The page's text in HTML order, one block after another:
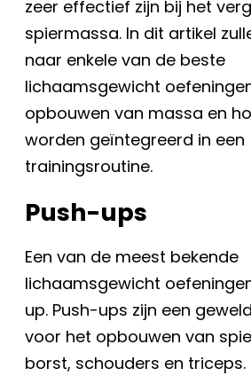
zeer effectief zijn bij het
spiermassa. In dit artikel
naar enkele van de beste
lichaamsgewicht
opbouwen van massa en
worden geïntegreerd in een
trainingsroutine.
Push-ups
Een van de meest bekende
lichaamsgewicht
up. Push-ups zijn een
voor het opbouwen van
borst, schouders en triceps.